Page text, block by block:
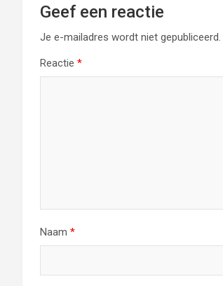
Geef een reactie
Je e-mailadres wordt niet gepubliceerd.
Reactie *
Naam *